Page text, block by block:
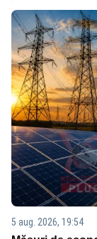
5 aug. 2026, 19:54